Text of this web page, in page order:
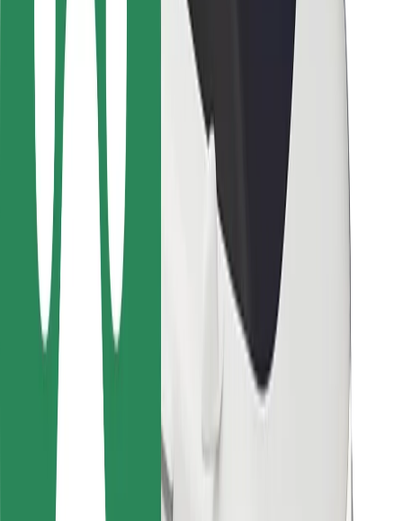
მგზავრებისთვის
მძღოლებისთვის
კურიერებისთვის
Bolt Food
ავტოპარკის მფლობელებისთვის
რესტორნებისთვის
Bolt for Business
სხვა
მომწოდებლები
წესები და პირობები
უსაფრთხოება
მიიღე მომსახურება რამდენიმე წუთში!
გადმოწერე Bolt
იპოვე შენი საყვარელი კერძები!